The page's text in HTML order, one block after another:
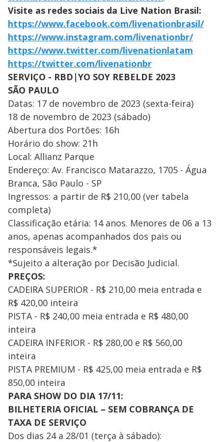
Visite as redes sociais da Live Nation Brasil:
https://www.facebook.com/livenationbrasil/
https://www.instagram.com/livenationbr/
https://www.twitter.com/livenationlatam
https://twitter.com/livenationbr
SERVIÇO - RBD|YO SOY REBELDE 2023
SÃO PAULO
Datas: 17 de novembro de 2023 (sexta-feira)
18 de novembro de 2023 (sábado)
Abertura dos Portões: 16h
Horário do show: 21h
Local: Allianz Parque
Endereço: Av. Francisco Matarazzo, 1705 - Água
Branca, São Paulo - SP
Ingressos: a partir de R$ 210,00 (ver tabela
completa)
Classificação etária: 14 anos. Menores de 06 a 13
anos, apenas acompanhados dos pais ou
responsáveis legais.*
*Sujeito a alteração por Decisão Judicial.
PREÇOS:
CADEIRA SUPERIOR - R$ 210,00 meia entrada e
R$ 420,00 inteira
PISTA - R$ 240,00 meia entrada e R$ 480,00
inteira
CADEIRA INFERIOR - R$ 280,00 e R$ 560,00
inteira
PISTA PREMIUM - R$ 425,00 meia entrada e R$
850,00 inteira
PARA SHOW DO DIA 17/11:
BILHETERIA OFICIAL – SEM COBRANÇA DE
TAXA DE SERVIÇO
Dos dias 24 a 28/01 (terça à sábado):